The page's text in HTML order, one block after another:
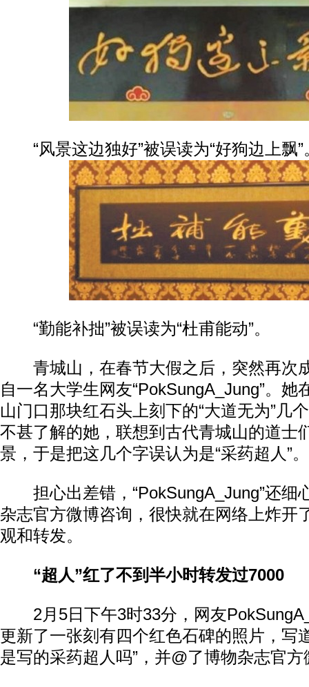
“风景这边独好”被误读为“好狗边上飘”
“勤能补拙”被误读为“杜甫能动”。
青城山，在春节大假之后，突然再次
自一名大学生网友“PokSungA_Jung”。她
山门口那块红石头上刻下的“大道无为”几
不甚了解的她，联想到古代青城山的道士
景，于是把这几个字误认为是“采药超人”。
担心出差错，“PokSungA_Jung”还细
杂志官方微博咨询，很快就在网络上炸开
观和转发。
“超人”红了不到半小时转发过7000
2月5日下午3时33分，网友
更新了一张刻有四个红色石碑的照片，写
是写的采药超人吗”，并@了博物杂志官方